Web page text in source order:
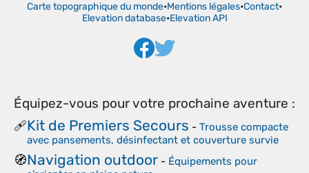
Carte topographique du monde•Mentions légales•Contact•
Elevation database•Elevation API
Équipez-vous pour votre prochaine aventure :
🩹Kit de Premiers Secours - Trousse compacte
avec pansements, désinfectant et couverture survie
🧭Navigation outdoor - Équipements pour